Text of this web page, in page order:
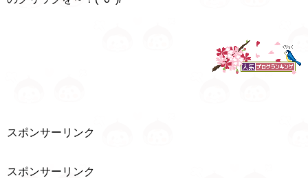
スポンサーリンク
スポンサーリンク